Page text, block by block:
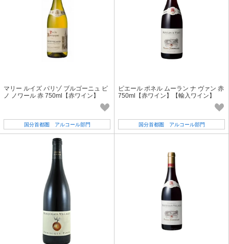
マリー ルイズ パリゾ ブルゴーニュ ピ
ノ ノワール 赤 750ml【赤ワイン】
国分首都圏 アルコール部門
ピエール ポネル ムーラン ナ ヴァン 赤
750ml【赤ワイン】【輸入ワイン】
国分首都圏 アルコール部門